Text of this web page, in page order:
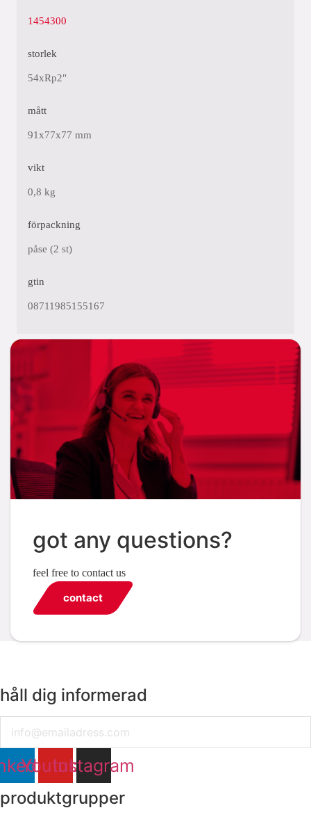
1454300
storlek
54xRp2"
mått
91x77x77 mm
vikt
0,8 kg
förpackning
påse (2 st)
gtin
08711985155167
got any questions?
feel free to contact us
contact
håll dig informerad
Youtube
Instagram
produktgrupper